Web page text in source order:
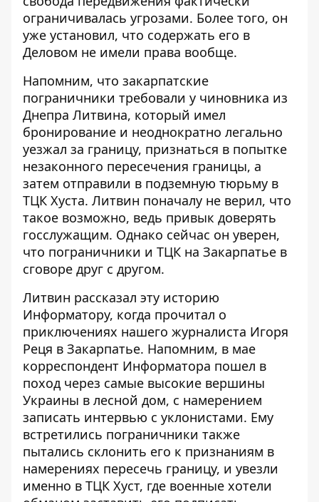
ограничивалась угрозами. Более того, он
уже установил, что содержать его в
Деловом не имели права вообще.
Напомним, что закарпатские
пограничники требовали у чиновника из
Днепра Литвина, который имел
бронирование и неоднократно легально
уезжал за границу, признаться в попытке
незаконного пересечения границы, а
затем отправили в подземную тюрьму в
ТЦК Хуста. Литвин поначалу не верил, что
такое возможно, ведь привык доверять
госслужащим. Однако сейчас он уверен,
что пограничники и ТЦК на Закарпатье в
сговоре друг с другом.
Литвин рассказал эту историю
Информатору, когда прочитал о
приключениях нашего журналиста Игоря
Реця в Закарпатье. Напомним, в мае
корреспондент Информатора пошел в
поход через самые высокие вершины
Украины в лесной дом, с намерением
записать интервью с уклонистами. Ему
встретились пограничники также
пытались склонить его к признаниям в
намерениях пересечь границу, и увезли
именно в ТЦК Хуст, где военные хотели